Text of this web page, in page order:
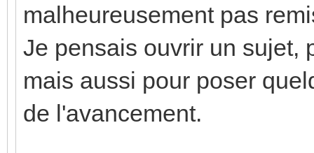
malheureusement pas
Je pensais ouvrir un sujet,
mais aussi pour poser
de l'avancement.